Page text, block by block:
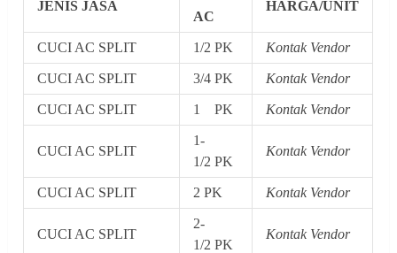
JENIS JASA
AC
HARGA/UNIT
CUCI AC SPLIT 1/2 PK Kontak Vendor
CUCI AC SPLIT 3/4 PK Kontak Vendor
CUCI AC SPLIT 1 PK Kontak Vendor
CUCI AC SPLIT
1-
1/2 PK
Kontak Vendor
CUCI AC SPLIT 2 PK Kontak Vendor
CUCI AC SPLIT
2-
1/2 PK
Kontak Vendor